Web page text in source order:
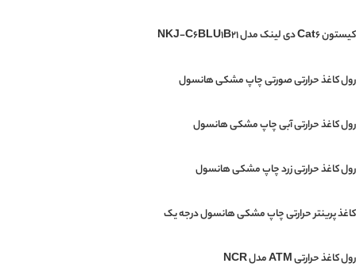
کیستون Cat6 دی لینک مدل NKJ-C6BLU1B21
رول کاغذ حرارتی صورتی چاپ مشکی هانسول
رول کاغذ حرارتی آبی چاپ مشکی هانسول
رول کاغذ حرارتی زرد چاپ مشکی هانسول
کاغذ پرینتر حرارتی چاپ مشکی هانسول درجه یک
رول کاغذ حرارتی ATM مدل NCR